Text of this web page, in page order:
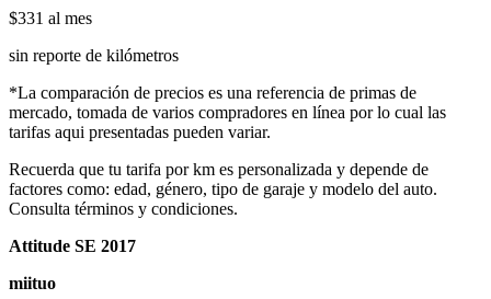
$331 al mes
sin reporte de kilómetros
*La comparación de precios es una referencia de primas de
mercado, tomada de varios compradores en línea por lo cual las
tarifas aqui presentadas pueden variar.
Recuerda que tu tarifa por km es personalizada y depende de
factores como: edad, género, tipo de garaje y modelo del auto.
Consulta términos y condiciones.
Attitude SE 2017
miituo